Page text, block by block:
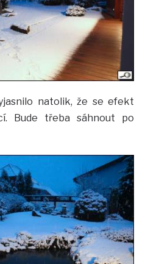
natolik, že se efekt
Bude třeba sáhnout po